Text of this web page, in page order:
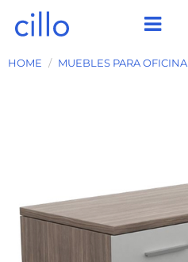
HOME MUEBLES PARA OFICINA